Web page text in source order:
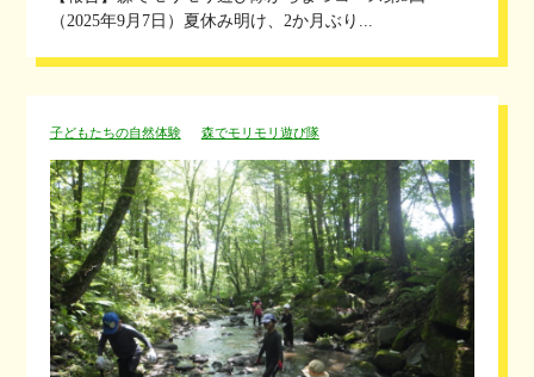
（2025年9月7日）夏休み明け、2か月ぶり...
子どもたちの自然体験 森でモリモリ遊び隊